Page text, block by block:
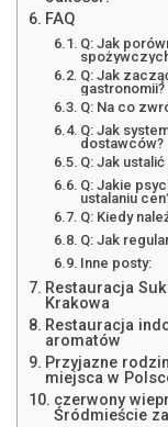
FAQ
Q: Jak
Q: Jak
gastronomii?
Q: Na co
Q: Jak
dostawców?
Q: Jak
Q: Jakie
ustalaniu
Q: Kiedy
Q: Jak
Inne posty:
Restauracja
Krakowa
Restauracja
aromatów
Przyjazne
miejsca w
czerwony
Śródmieście